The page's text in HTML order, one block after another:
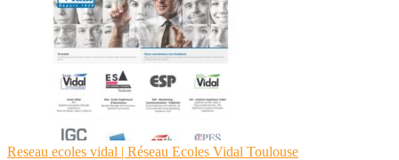
Reseau ecoles vidal | Réseau Ecoles Vidal Toulouse